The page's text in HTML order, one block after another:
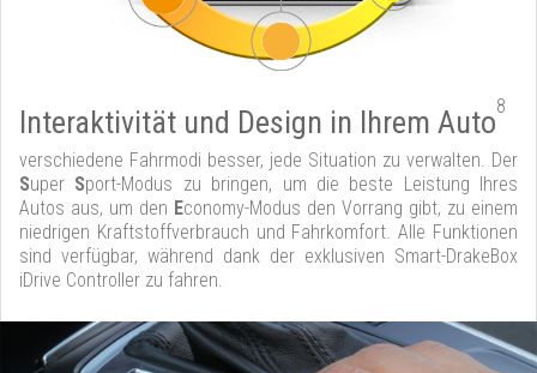
Interaktivität und Design in Ihrem Auto8
verschiedene Fahrmodi besser, jede Situation zu verwalten. Der
Super Sport-Modus zu bringen, um die beste Leistung Ihres
Autos aus, um den Economy-Modus den Vorrang gibt, zu einem
niedrigen Kraftstoffverbrauch und Fahrkomfort. Alle Funktionen
sind verfügbar, während dank der exklusiven Smart-DrakeBox
iDrive Controller zu fahren.